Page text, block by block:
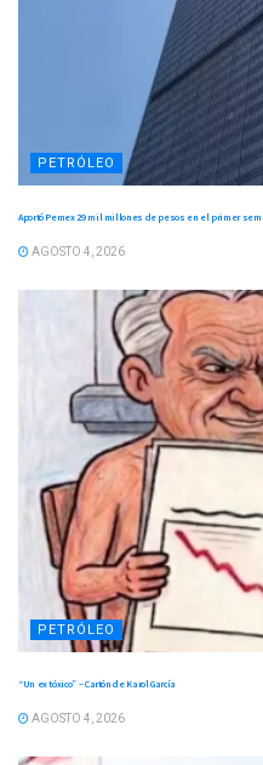
PETRÓLEO
Aportó Pemex 29 mil millones de pesos en el primer
AGOSTO 4, 2026
PETRÓLEO
“Un ex tóxico” – Cartón de Karol García
AGOSTO 4, 2026